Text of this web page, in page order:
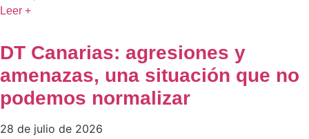
Leer +
DT Canarias: agresiones y
amenazas, una situación que no
podemos normalizar
28 de julio de 2026